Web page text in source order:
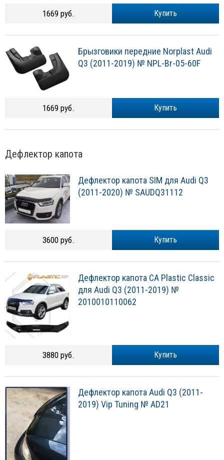
Купить
1669 руб.
Брызговики передние Norplast Audi
Q3 (2011-2019) № NPL-Br-05-60F
Купить
1669 руб.
Дефлектор капота
Дефлектор капота SIM для Audi Q3
(2011-2020) № SAUDQ31112
Купить
3600 руб.
Дефлектор капота CA Plastic Classic
для Audi Q3 (2011-2019) №
2010010110062
Купить
3880 руб.
Дефлектор капота Audi Q3 (2011-
2019) Vip Tuning № AD21